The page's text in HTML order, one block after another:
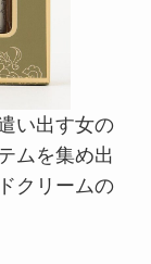
い出す女の
ムを集め出
クリームの